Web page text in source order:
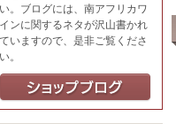
い。ブログには、南アフリカワ
インに関するネタが沢山書かれ
ていますので、是非ご覧くださ
い。